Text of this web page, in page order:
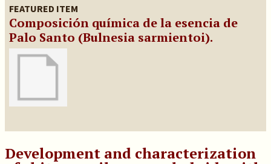
FEATURED ITEM
Composición química de la esencia de
Palo Santo (Bulnesia sarmientoi).
Development and characterization